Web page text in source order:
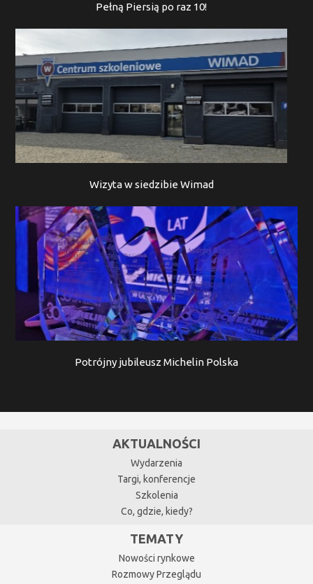
Pełną Piersią po raz 10!
Wizyta w siedzibie Wimad
Potrójny jubileusz Michelin Polska
AKTUALNOŚCI
Wydarzenia
Targi, konferencje
Szkolenia
Co, gdzie, kiedy?
TEMATY
Nowości rynkowe
Rozmowy Przeglądu